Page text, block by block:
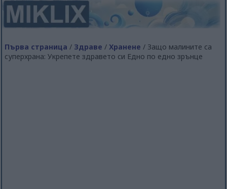
Първа страница / Здраве / Хранене / Защо малините са
суперхрана: Укрепете здравето си Едно по едно зрънце